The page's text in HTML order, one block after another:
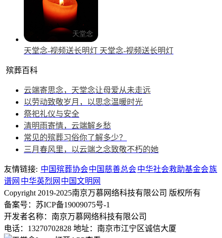
天堂念-视频送长明灯 天堂念-视频送长明灯
殡葬百科
云端寄思念，天堂念让母爱从未走远
以劳动致敬岁月，以思念温暖时光
祭祀礼仪与安全
清明雨寄情，云端解乡愁
常见的殡葬习俗你了解多少？
三月春风里，以云端之念致敬不朽的她
友情链接: 中国殡葬协会中国慈善总会中华社会救助基金会族
谱网 中华英烈网 中国文明网
Copyright 2019-2025南京万慕网络科技有限公司 版权所有
备案号：苏ICP备19009075号-1
开发者名称：南京万慕网络科技有限公司
电话：13270702828 地址：南京市江宁区诚信大厦